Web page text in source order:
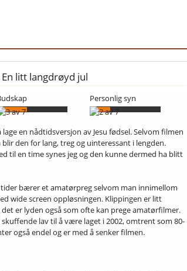
En litt langdrøyd jul
Personlig syn
en nådtidsversjon av Jesu fødsel. Selvom filmen
den for lang, treg og uinteressant i lengden.
til en time synes jeg og den kunne dermed ha blitt
bærer et amatørpreg selvom man innimellom
wide screen oppløsningen. Klippingen er litt
er lyden også som ofte kan prege amatørfilmer.
lav til å være laget i 2002, omtrent som 80-
også endel og er med å senker filmen.